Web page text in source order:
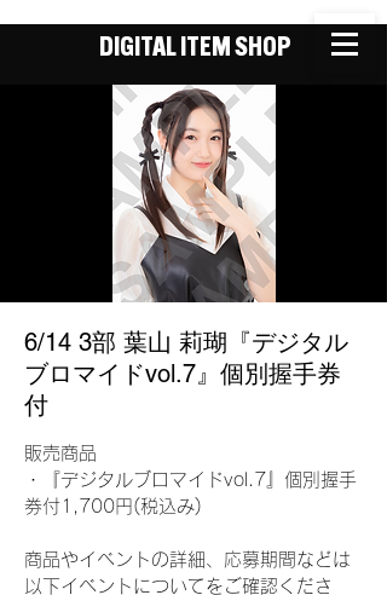
DIGITAL ITEM SHOP
6/14 3部 葉山 莉瑚『デジタル
ブロマイドvol.7』個別握手券
付
販売商品
・『デジタルブロマイドvol.7』個別握手
券付1,700円(税込み)
商品やイベントの詳細、応募期間などは
以下イベントについてをご確認くださ